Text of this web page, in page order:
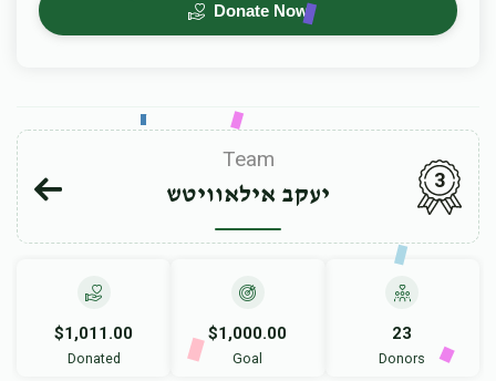
Donate Now
Team
יעקב אילאוויטש
3
$1,011.00
Donated
$1,000.00
Goal
23
Donors